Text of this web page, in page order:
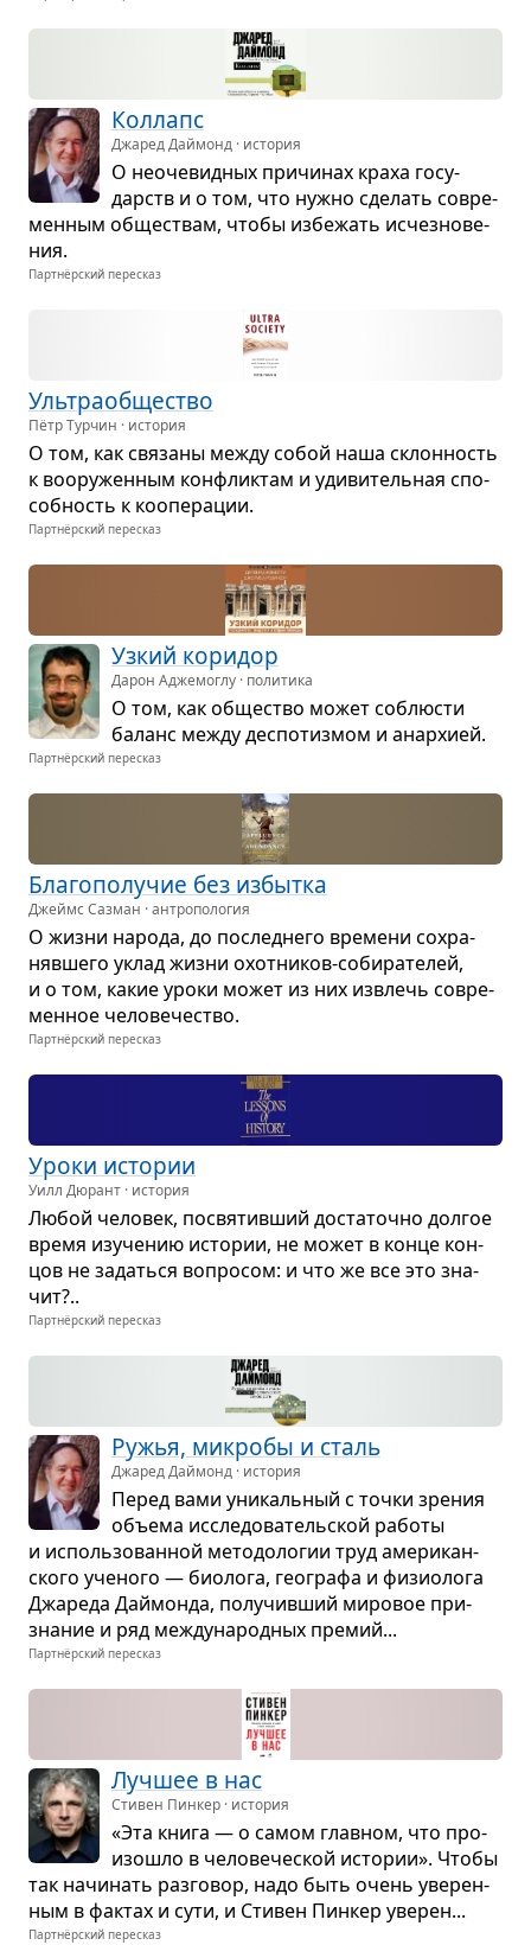
Кол­лапс
Джаред Даймонд · история
О неоче­вид­ных при­чи­нах краха госу­
дарств и о том, что нужно сде­лать совре­
мен­ным обще­ствам, чтобы избе­жать исчез­но­ве­
ния.
Партнёрский пересказ
Уль­тра­об­ще­ство
Пётр Турчин · история
О том, как свя­заны между собой наша склон­ность
к воору­жен­ным кон­флик­там и уди­ви­тель­ная спо­
соб­ность к коопе­ра­ции.
Партнёрский пересказ
Узкий кори­дор
Дарон Аджемоглу · политика
О том, как обще­ство может соблю­сти
баланс между деспо­тиз­мом и анар­хией.
Партнёрский пересказ
Бла­го­по­лу­чие без избытка
Джеймс Сазман · антропология
О жизни народа, до послед­него вре­мени сохра­
няв­шего уклад жизни охот­ни­ков-соби­ра­те­лей,
и о том, какие уроки может из них извлечь совре­
мен­ное чело­ве­че­ство.
Партнёрский пересказ
Уроки исто­рии
Уилл Дюрант · история
Любой чело­век, посвя­тив­ший доста­точно дол­гое
время изу­че­нию исто­рии, не может в конце кон­
цов не задаться вопро­сом: и что же все это зна­
чит?..
Партнёрский пересказ
Ружья, микробы и сталь
Джаред Даймонд · история
Перед вами уни­каль­ный с точки зре­ния
объема иссле­до­ва­тель­ской работы
и исполь­зо­ван­ной мето­до­ло­гии труд аме­ри­кан­
ского уче­ного — био­лога, гео­графа и физио­лога
Джа­реда Дай­монда, полу­чив­ший миро­вое при­
зна­ние и ряд меж­ду­на­род­ных пре­мий...
Партнёрский пересказ
Луч­шее в нас
Стивен Пинкер · история
«Эта книга — о самом глав­ном, что про­
изо­шло в чело­ве­че­ской исто­рии». Чтобы
так начи­нать раз­го­вор, надо быть очень уве­рен­
ным в фак­тах и сути, и Сти­вен Пин­кер уве­рен...
Партнёрский пересказ